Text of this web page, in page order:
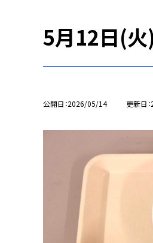
5月12日(火)
公開日 2026/05/14 更新日